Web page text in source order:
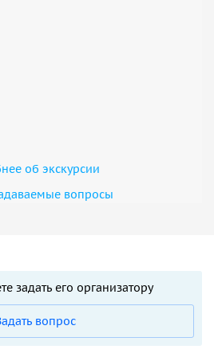
об экскурсии
вопросы
задать его организатору
вопрос